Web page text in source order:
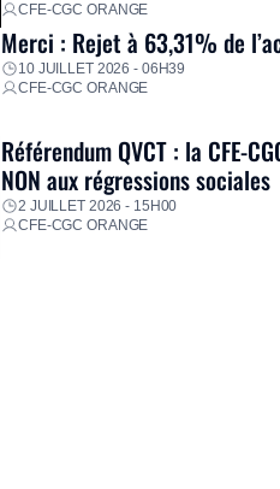
CFE-CGC ORANGE
Merci : Rejet à 63,31% de
10 JUILLET 2026 - 06H39
CFE-CGC ORANGE
Référendum QVCT : la CFE-
NON aux régressions sociales
2 JUILLET 2026 - 15H00
CFE-CGC ORANGE